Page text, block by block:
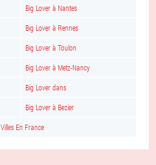
Big Lover à Nantes
Big Lover à Rennes
Big Lover à Toulon
Big Lover à Metz-Nancy
Big Lover dans
Big Lover à Bezier
Villes En France